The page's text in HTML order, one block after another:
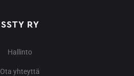
SSTY RY
Hallinto
Ota yhteyttä